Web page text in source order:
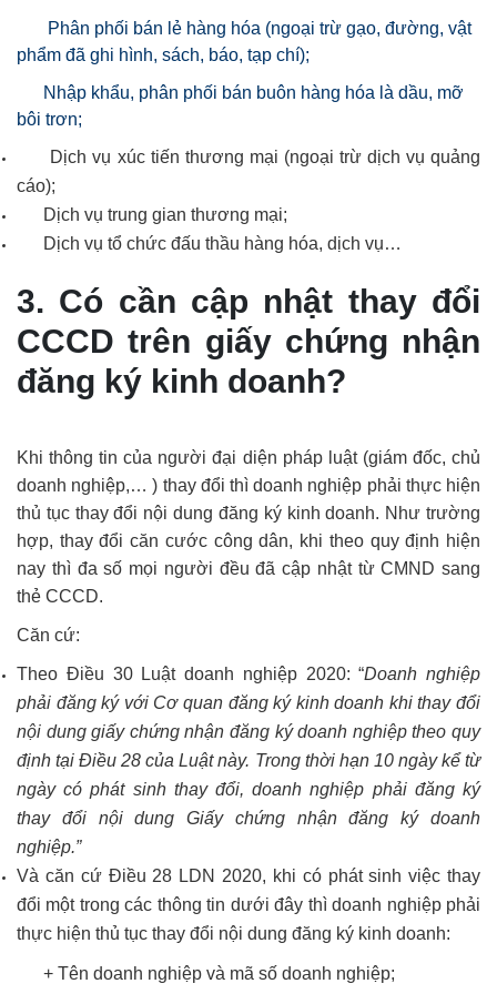
Phân phối bán lẻ hàng hóa (ngoại trừ gạo, đường, vật
phẩm đã ghi hình, sách, báo, tạp chí);
Nhập khẩu, phân phối bán buôn hàng hóa là dầu, mỡ
bôi trơn;
Dịch vụ xúc tiến thương mại (ngoại trừ dịch vụ quảng
cáo);
Dịch vụ trung gian thương mại;
Dịch vụ tổ chức đấu thầu hàng hóa, dịch vụ…
3. Có cần cập nhật thay đổi
CCCD trên giấy chứng nhận
đăng ký kinh doanh?
Khi thông tin của người đại diện pháp luật (giám đốc, chủ
doanh nghiệp,… ) thay đổi thì doanh nghiệp phải thực hiện
thủ tục thay đổi nội dung đăng ký kinh doanh. Như trường
hợp, thay đổi căn cước công dân, khi theo quy định hiện
nay thì đa số mọi người đều đã cập nhật từ CMND sang
thẻ CCCD.
Căn cứ:
Theo Điều 30 Luật doanh nghiệp 2020: “Doanh nghiệp
phải đăng ký với Cơ quan đăng ký kinh doanh khi thay đổi
nội dung giấy chứng nhận đăng ký doanh nghiệp theo quy
định tại Điều 28 của Luật này. Trong thời hạn 10 ngày kể từ
ngày có phát sinh thay đổi, doanh nghiệp phải đăng ký
thay đổi nội dung Giấy chứng nhận đăng ký doanh
nghiệp.”
Và căn cứ Điều 28 LDN 2020, khi có phát sinh việc thay
đổi một trong các thông tin dưới đây thì doanh nghiệp phải
thực hiện thủ tục thay đổi nội dung đăng ký kinh doanh:
+ Tên doanh nghiệp và mã số doanh nghiệp;